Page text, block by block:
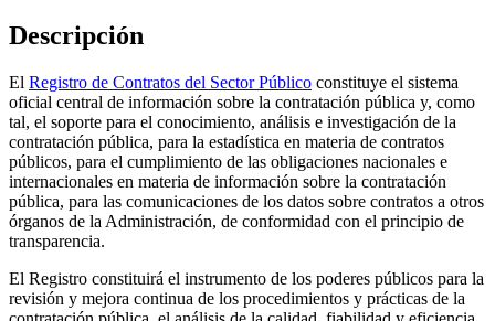
Descripción
El Registro de Contratos del Sector Público constituye el sistema
oficial central de información sobre la contratación pública y, como
tal, el soporte para el conocimiento, análisis e investigación de la
contratación pública, para la estadística en materia de contratos
públicos, para el cumplimiento de las obligaciones nacionales e
internacionales en materia de información sobre la contratación
pública, para las comunicaciones de los datos sobre contratos a otros
órganos de la Administración, de conformidad con el principio de
transparencia.
El Registro constituirá el instrumento de los poderes públicos para la
revisión y mejora continua de los procedimientos y prácticas de la